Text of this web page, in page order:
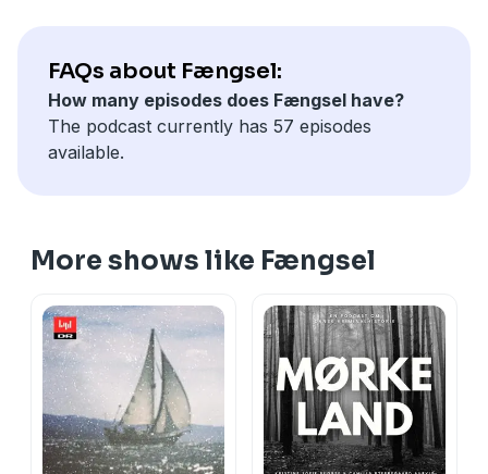
FAQs about Fængsel:
How many episodes does Fængsel have?
The podcast currently has 57 episodes
available.
More shows like Fængsel